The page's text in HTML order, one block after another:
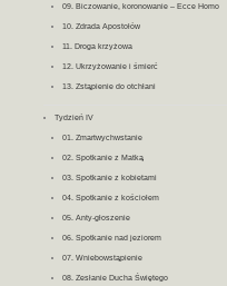
09. Biczowanie, koronowanie – Ecce Homo
10. Zdrada Apostołów
11. Droga krzyżowa
12. Ukrzyżowanie i śmierć
13. Zstąpienie do otchłani
Tydzień IV
01. Zmartwychwstanie
02. Spotkanie z Matką
03. Spotkanie z kobietami
04. Spotkanie z kościołem
05. Anty-głoszenie
06. Spotkanie nad jeziorem
07. Wniebowstąpienie
08. Zesłanie Ducha Świętego